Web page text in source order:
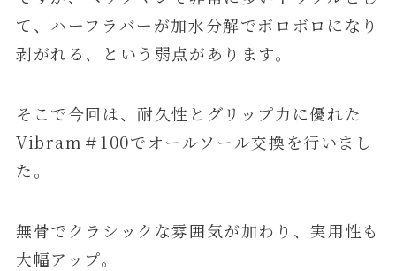
て、ハーフラバーが加水分解でボロボロになり
剥がれる、という弱点があります。
そこで今回は、耐久性とグリップ力に優れた
Vibram＃100でオールソール交換を行いまし
た。
無骨でクラシックな雰囲気が加わり、実用性も
大幅アップ。